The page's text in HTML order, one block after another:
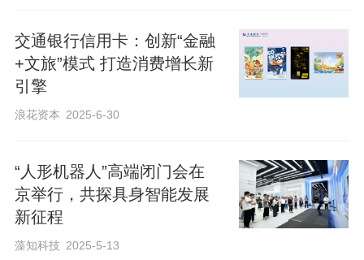
吉林省和辽宁省同属于冰雪资源得天独厚
的东北地区，春节假期，吉林省各大滑雪
场、冰雪旅游景区迎来新一轮客流高峰，
天地接待游客、营业收入分别同比增长近
90%和170%以上。辽宁省今年也推出“戏
冰雪 泡温泉赏民俗 过大年”系列活动，全
交通银行信用卡：创新“金融
+文旅”模式 打造消费增长新
引擎
浪花资本 2025-6-30
“人形机器人”高端闭门会在
京举行，共探具身智能发展
新征程
藻知科技 2025-5-13